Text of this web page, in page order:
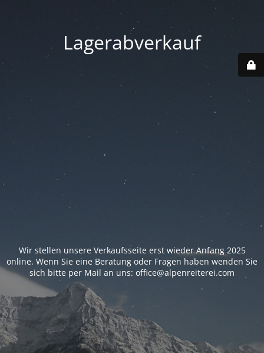
Lagerabverkauf
Wir stellen unsere Verkaufsseite erst wieder Anfang 2025
online. Wenn Sie eine Beratung oder Fragen haben wenden Sie
sich bitte per Mail an uns: office@alpenreiterei.com